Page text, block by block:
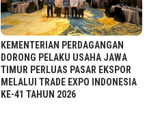
KEMENTERIAN PERDAGANGAN
DORONG PELAKU USAHA JAWA
TIMUR PERLUAS PASAR EKSPOR
MELALUI TRADE EXPO INDONESIA
KE-41 TAHUN 2026